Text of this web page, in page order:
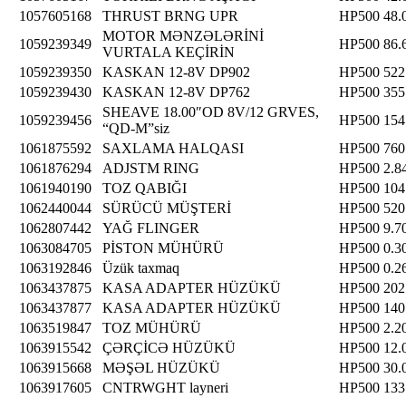
1057605168
THRUST BRNG UPR HP500
1059239349
MOTOR MƏNZƏLƏRİNİ
VURTALA KEÇİRİN
HP500
1059239350
KASKAN 12-8V DP902 HP500
1059239430
KASKAN 12-8V DP762 HP500
1059239456
SHEAVE 18.00″OD 8V/12 GRVES,
“QD-M”siz
HP500
1061875592
SAXLAMA HALQASI HP500
1061876294
ADJSTM RING HP500
1061940190
TOZ QABIĞI HP500
1062440044
SÜRÜCÜ MÜŞTERİ HP500
1062807442
YAĞ FLINGER HP500
1063084705
PİSTON MÜHÜRÜ HP500
1063192846
Üzük taxmaq HP500
1063437875
KASA ADAPTER HÜZÜKÜ HP500
1063437877
KASA ADAPTER HÜZÜKÜ HP500
1063519847
TOZ MÜHÜRÜ HP500
1063915542
ÇƏRÇİCƏ HÜZÜKÜ HP500
1063915668
MƏŞƏL HÜZÜKÜ HP500
1063917605
CNTRWGHT layneri HP500